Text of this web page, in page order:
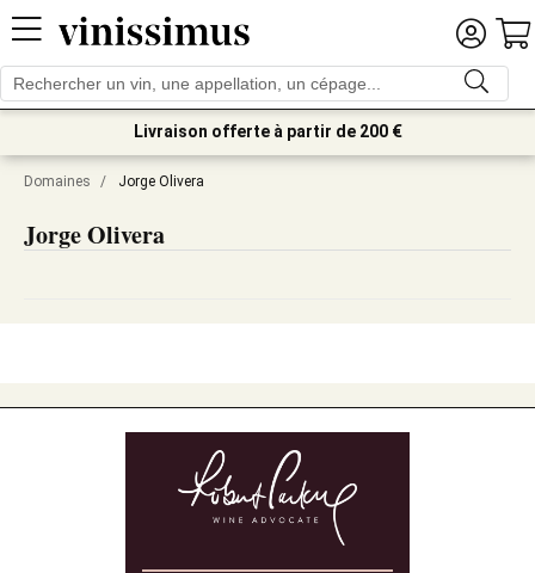
Livraison offerte à partir de 200 €
Domaines / Jorge Olivera
Jorge Olivera